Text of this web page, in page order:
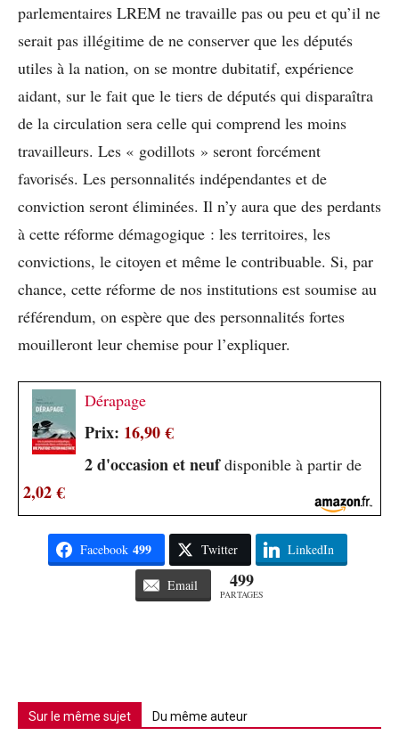
parlementaires LREM ne travaille pas ou peu et qu’il ne
serait pas illégitime de ne conserver que les députés
utiles à la nation, on se montre dubitatif, expérience
aidant, sur le fait que le tiers de députés qui disparaîtra
de la circulation sera celle qui comprend les moins
travailleurs. Les « godillots » seront forcément
favorisés. Les personnalités indépendantes et de
conviction seront éliminées. Il n’y aura que des perdants
à cette réforme démagogique : les territoires, les
convictions, le citoyen et même le contribuable. Si, par
chance, cette réforme de nos institutions est soumise au
référendum, on espère que des personnalités fortes
mouilleront leur chemise pour l’expliquer.
Dérapage
Prix: 16,90 €
2 d'occasion et neufdisponible à partir de
2,02 €
Facebook 499 Twitter LinkedIn
Email 499
PARTAGES
Sur le même sujet Du même auteur